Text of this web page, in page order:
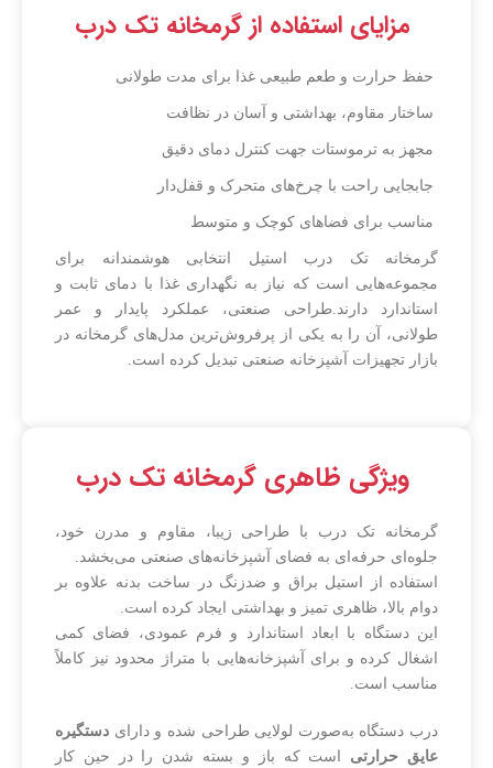
مزایای استفاده از گرمخانه تک درب
حفظ حرارت و طعم طبیعی غذا برای مدت طولانی
ساختار مقاوم، بهداشتی و آسان در نظافت
مجهز به ترموستات جهت کنترل دمای دقیق
جابجایی راحت با چرخ‌های متحرک و قفل‌دار
مناسب برای فضاهای کوچک و متوسط
گرمخانه تک درب استیل انتخابی هوشمندانه برای
مجموعه‌هایی است که نیاز به نگهداری غذا با دمای ثابت و
استاندارد دارند.طراحی صنعتی، عملکرد پایدار و عمر
طولانی، آن را به یکی از پرفروش‌ترین مدل‌های گرمخانه در
بازار تجهیزات آشپزخانه صنعتی تبدیل کرده است.
ویژگی‌ ظاهری گرمخانه تک درب
گرمخانه تک درب با طراحی زیبا، مقاوم و مدرن خود،
جلوه‌ای حرفه‌ای به فضای آشپزخانه‌های صنعتی می‌بخشد.
استفاده از استیل براق و ضدزنگ در ساخت بدنه علاوه بر
دوام بالا، ظاهری تمیز و بهداشتی ایجاد کرده است.
این دستگاه با ابعاد استاندارد و فرم عمودی، فضای کمی
اشغال کرده و برای آشپزخانه‌هایی با متراژ محدود نیز کاملاً
مناسب است.
درب دستگاه به‌صورت لولایی طراحی شده و دارای دستگیره
عایق حرارتی است که باز و بسته شدن را در حین کار